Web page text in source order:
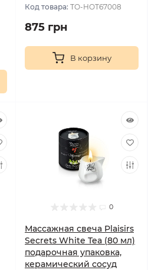
Код товара: TO-HOT67008
875 грн
В корзину
0
Массажная свеча Plaisirs
Secrets White Tea (80 мл)
подарочная упаковка,
керамический сосуд